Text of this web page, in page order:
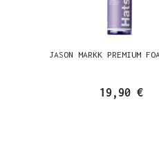
JASON MARKK PREMIUM
19,90 €